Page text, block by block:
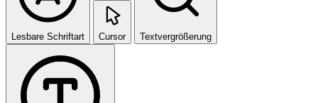
Lesbare Schriftart Cursor Textvergrößerung